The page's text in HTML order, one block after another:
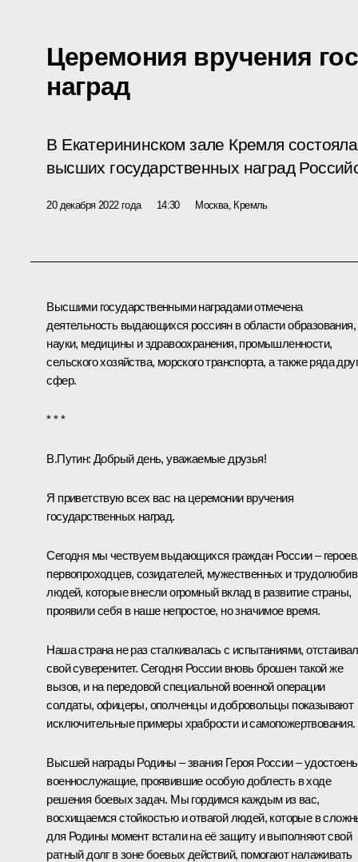
Церемония вручения
наград
В Екатерининском зале Кремля
высших государственных наград
20 декабря 2022 года 14:30 Москва, Кремль
Высшими государственными наградами отмечена
деятельность выдающихся россиян в области образования,
науки, медицины и здравоохранения, промышленности,
сельского хозяйства, морского транспорта, а также ряда
сфер.
* * *
В.Путин: Добрый день, уважаемые друзья!
Я приветствую всех вас на церемонии вручения
государственных наград.
Сегодня мы чествуем выдающихся граждан России –
первопроходцев, созидателей, мужественных и
людей, которые внесли огромный вклад в развитие страны,
проявили себя в наше непростое, но значимое время.
Наша страна не раз сталкивалась с испытаниями,
свой суверенитет. Сегодня России вновь брошен такой же
вызов, и на передовой специальной военной операции
солдаты, офицеры, ополченцы и добровольцы показывают
исключительные примеры храбрости и самопожертвования.
Высшей награды Родины – звания Героя России –
военнослужащие, проявившие особую доблесть в ходе
решения боевых задач. Мы гордимся каждым из вас,
восхищаемся стойкостью и отвагой людей, которые в
для Родины момент встали на её защиту и выполняют свой
ратный долг в зоне боевых действий, помогают налаживать